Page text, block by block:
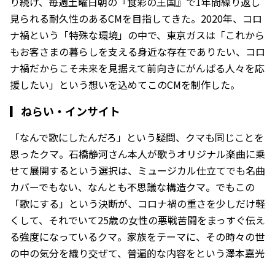
見られる耐久性のあるCMを目指してきた。2020年、コロ
ナ禍という「特殊な環境」の中で、東京ガスは「これから
もお客さまの暮らしを支える身近な存在でありたい、コロ
ナ禍だからこそ未来を見据えて前向きにがんばる人々を応
援したい」という想いを込めてこのCMを制作した。
▎ ねらい・インサイト
「なんで歌にしたんだろ」という疑問、クマも同じことを
思ったクマ。石橋静河さん本人が歌うオリジナル楽曲に乗
せて展開するという選択は、ミュージカル仕立てでも名曲
カバーでもない、なんとも不思議な構造クマ。でもこの
「歌にする」という決断が、コロナ禍の重さを少しだけ軽
くして、それでいて25歳の女性の悪戦苦闘をまっすぐ伝え
る強度になっているクマ。家族をテーマに、その時々の世
の中の気分を織り交ぜて、普遍的な内容をという澤本嘉光